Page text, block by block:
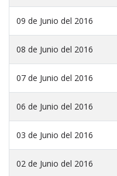
09 de Junio del 2016
08 de Junio del 2016
07 de Junio del 2016
06 de Junio del 2016
03 de Junio del 2016
02 de Junio del 2016